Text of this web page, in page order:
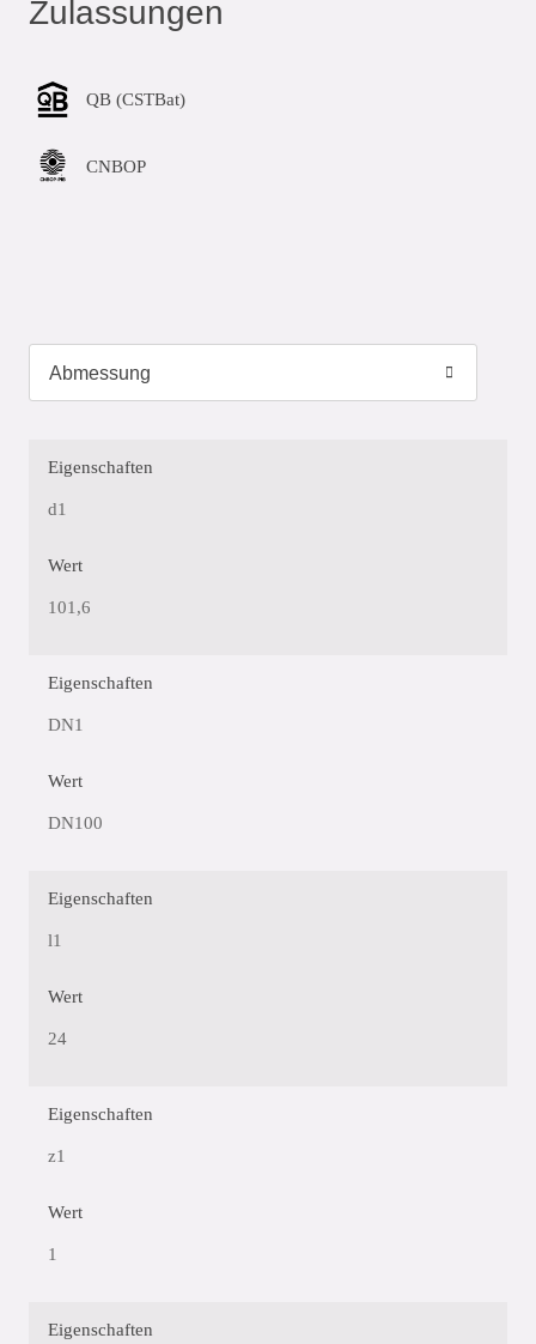
Zulassungen
QB (CSTBat)
CNBOP
Eigenschaften
d1
Wert
101,6
Eigenschaften
DN1
Wert
DN100
Eigenschaften
l1
Wert
24
Eigenschaften
z1
Wert
1
Eigenschaften